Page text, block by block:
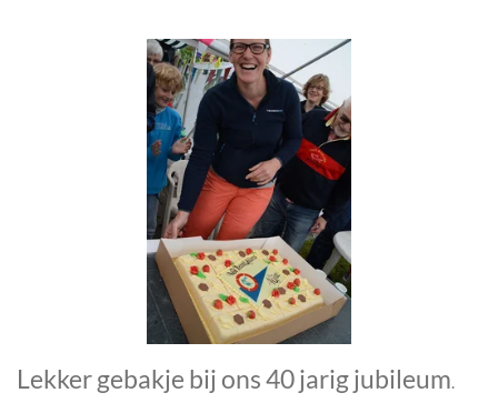
Lekker gebakje bij ons 40 jarig jubileum.